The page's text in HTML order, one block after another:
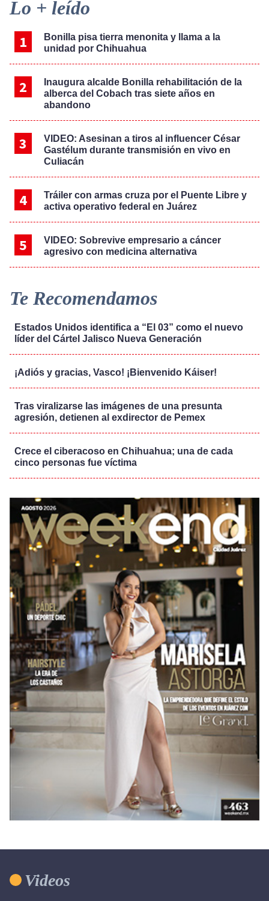
Sidebar
Lo + leído
Bonilla pisa tierra menonita y llama a la
unidad por Chihuahua
Inaugura alcalde Bonilla rehabilitación de la
alberca del Cobach tras siete años en
abandono
VIDEO: Asesinan a tiros al influencer César
Gastélum durante transmisión en vivo en
Culiacán
Tráiler con armas cruza por el Puente Libre y
activa operativo federal en Juárez
VIDEO: Sobrevive empresario a cáncer
agresivo con medicina alternativa
Te Recomendamos
Estados Unidos identifica a “El 03” como el nuevo
líder del Cártel Jalisco Nueva Generación
¡Adiós y gracias, Vasco! ¡Bienvenido Káiser!
Tras viralizarse las imágenes de una presunta
agresión, detienen al exdirector de Pemex
Crece el ciberacoso en Chihuahua; una de cada
cinco personas fue víctima
Videos